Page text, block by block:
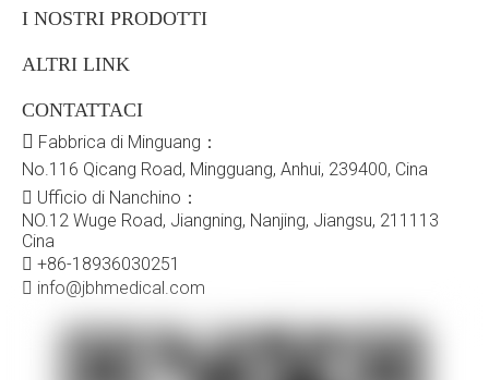
I NOSTRI PRODOTTI
ALTRI LINK
CONTATTACI
 Fabbrica di Minguang：
No.116 Qicang Road, Mingguang, Anhui, 239400, Cina
 Ufficio di Nanchino：
NO.12 Wuge Road, Jiangning, Nanjing, Jiangsu, 211113
Cina
 +86-18936030251
 info@jbhmedical.com